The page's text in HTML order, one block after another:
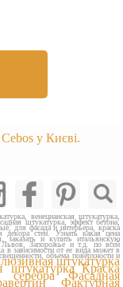
у Києві.
венецианская штукатурка,
штукатурка, эффект бетона,
для фасада и интерьера, краска
стен. Узнать какая цена
заказать и купить итальянскую
Запорожье и т.д. по всей
в зависимости от ее вида может в
объема поверхности и
штукатурка
штукатурка Краска
Фасадная
Фактурная